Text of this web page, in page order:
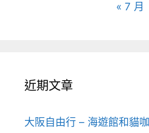
« 7 月
近期文章
大阪自由行 – 海遊館和貓咖